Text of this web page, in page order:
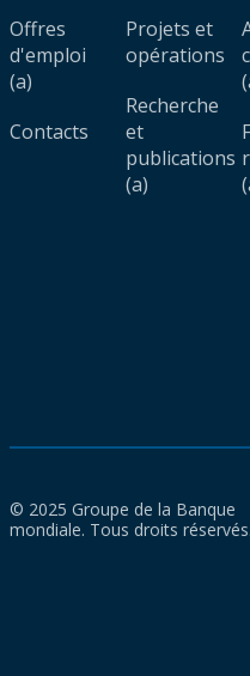
Offres
d'emploi
(a)
Contacts
Projets et
opérations
Recherche
et
publications
(a)
© 2025 Groupe de la Banque
mondiale. Tous droits réservés.